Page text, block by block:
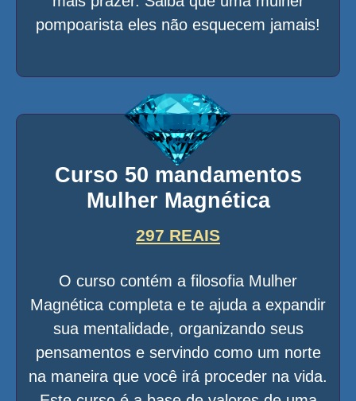
pompoarista eles não esquecem jamais!
Curso 50 mandamentos
Mulher Magnética
297 REAIS
O curso contém a filosofia Mulher
Magnética completa e te ajuda a expandir
sua mentalidade, organizando seus
pensamentos e servindo como um norte
na maneira que você irá proceder na vida.